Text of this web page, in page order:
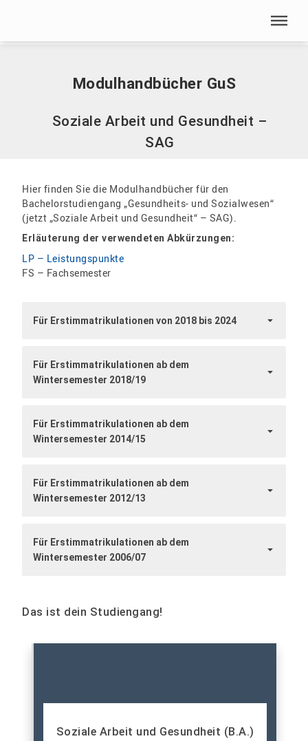
Modulhandbücher GuS
Soziale Arbeit und Gesundheit –
SAG
Hier finden Sie die Modulhandbücher für den
Bachelorstudiengang „Gesundheits- und Sozialwesen“
(jetzt „Soziale Arbeit und Gesundheit“ – SAG).
Erläuterung der verwendeten Abkürzungen:
LP – Leistungspunkte
FS – Fachsemester
Für Erstimmatrikulationen von 2018 bis 2024
Für Erstimmatrikulationen ab dem
Wintersemester 2018/19
Für Erstimmatrikulationen ab dem
Wintersemester 2014/15
Für Erstimmatrikulationen ab dem
Wintersemester 2012/13
Für Erstimmatrikulationen ab dem
Wintersemester 2006/07
Das ist dein Studiengang!
Soziale Arbeit und Gesundheit (B.A.)